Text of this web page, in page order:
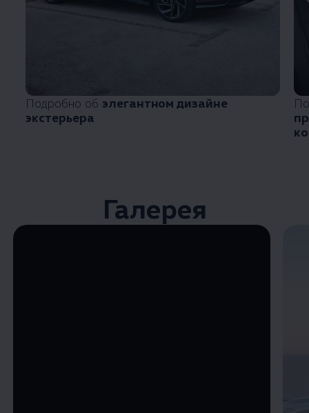
Подробно об элегантном дизайне
экстерьера
Галерея
Enable fullscreen mode